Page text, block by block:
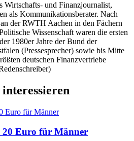
Wirtschafts- und Finanzjournalist,
als Kommunikationsberater. Nach
der RWTH Aachen in den Fächern
Wissenschaft waren die ersten
1980er Jahre der Bund der
(Pressesprecher) sowie bis Mitte
deutschen Finanzvertriebe
20 Euro für Männer